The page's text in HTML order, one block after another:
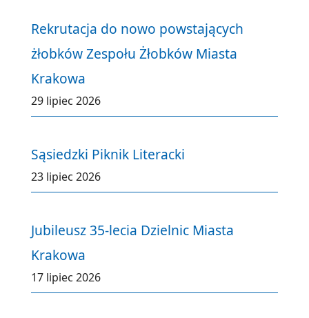
Rekrutacja do nowo powstających
żłobków Zespołu Żłobków Miasta
Krakowa
29 lipiec 2026
Sąsiedzki Piknik Literacki
23 lipiec 2026
Jubileusz 35-lecia Dzielnic Miasta
Krakowa
17 lipiec 2026